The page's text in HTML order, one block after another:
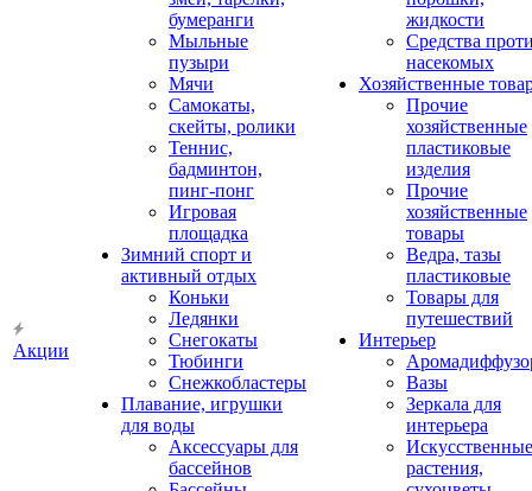
Акции
бумеранги
Мыльные
пузыри
Мячи
Самокаты,
скейты, ролики
Теннис,
бадминтон,
пинг-понг
Игровая
площадка
Зимний спорт и
активный отдых
Коньки
Ледянки
Снегокаты
Тюбинги
Снежкобластеры
Плавание, игрушки
для воды
Аксессуары для
бассейнов
жидкости
Средства
насекомых
Хозяйственные
Прочие
хозяйственные
пластиковые
изделия
Прочие
хозяйственные
товары
Ведра, тазы
пластиковые
Товары для
путешествий
Интерьер
Вазы
Зеркала для
интерьера
Искусственные
растения,